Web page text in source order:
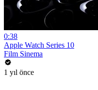
0:38
Apple Watch Series 10
Film Sinema
1 yıl önce